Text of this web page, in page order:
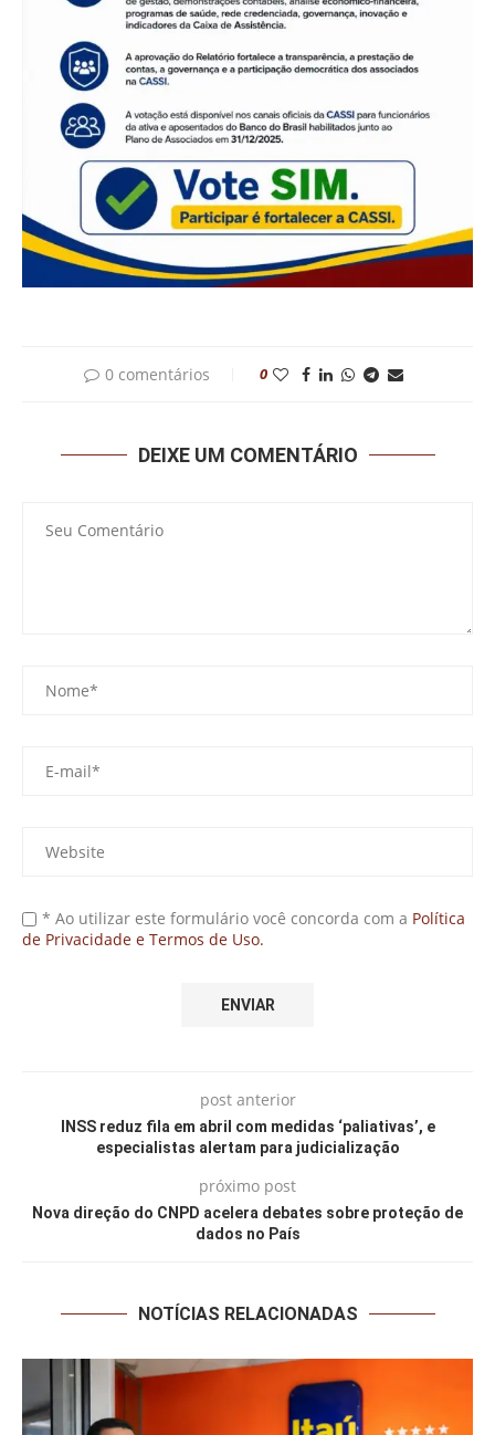
0 comentários 0
DEIXE UM COMENTÁRIO
* Ao utilizar este formulário você concorda com a Política
de Privacidade e Termos de Uso.
post anterior
INSS reduz fila em abril com medidas ‘paliativas’, e
especialistas alertam para judicialização
próximo post
Nova direção do CNPD acelera debates sobre proteção de
dados no País
NOTÍCIAS RELACIONADAS